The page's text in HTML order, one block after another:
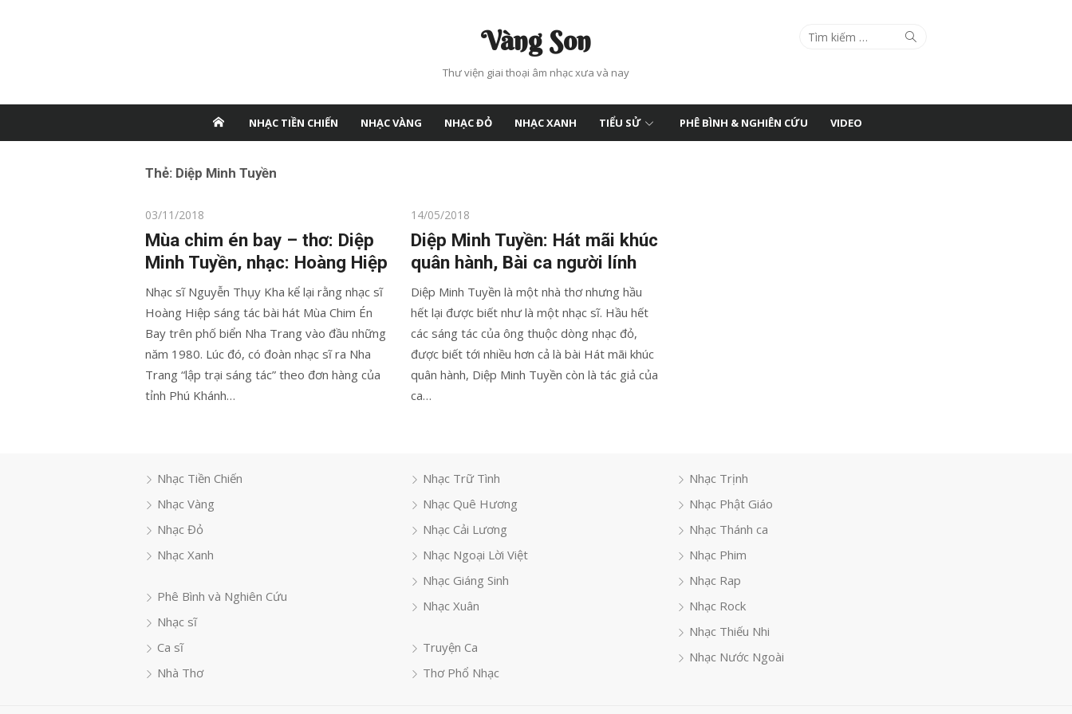
Vàng Son
Thư viện giai thoại âm nhạc xưa và nay
Search
Search
NHẠC TIỀN CHIẾN NHẠC VÀNG NHẠC ĐỎ NHẠC XANH TIỂU SỬ PHÊ BÌNH & NGHIÊN CỨU VIDEO
Thẻ: Diệp Minh Tuyền
Posted
on
03/11/2018
Mùa chim én bay – thơ: Diệp
Minh Tuyền, nhạc: Hoàng Hiệp
Nhạc sĩ Nguyễn Thụy Kha kể lại rằng nhạc sĩ
Hoàng Hiệp sáng tác bài hát Mùa Chim Én
Bay trên phố biển Nha Trang vào đầu những
năm 1980. Lúc đó, có đoàn nhạc sĩ ra Nha
Trang “lập trại sáng tác” theo đơn hàng của
tỉnh Phú Khánh…
Posted
on
14/05/2018
Diệp Minh Tuyền: Hát mãi khúc
quân hành, Bài ca người lính
Diệp Minh Tuyền là một nhà thơ nhưng hầu
hết lại được biết như là một nhạc sĩ. Hầu hết
các sáng tác của ông thuộc dòng nhạc đỏ,
được biết tới nhiều hơn cả là bài Hát mãi khúc
quân hành, Diệp Minh Tuyền còn là tác giả của
ca…
Nhạc Tiền Chiến
Nhạc Vàng
Nhạc Đỏ
Nhạc Xanh
Phê Bình và Nghiên Cứu
Nhạc sĩ
Ca sĩ
Nhà Thơ
Nhạc Trữ Tình
Nhạc Quê Hương
Nhạc Cải Lương
Nhạc Ngoại Lời Việt
Nhạc Giáng Sinh
Nhạc Xuân
Truyện Ca
Thơ Phổ Nhạc
Nhạc Trịnh
Nhạc Phật Giáo
Nhạc Thánh ca
Nhạc Phim
Nhạc Rap
Nhạc Rock
Nhạc Thiếu Nhi
Nhạc Nước Ngoài